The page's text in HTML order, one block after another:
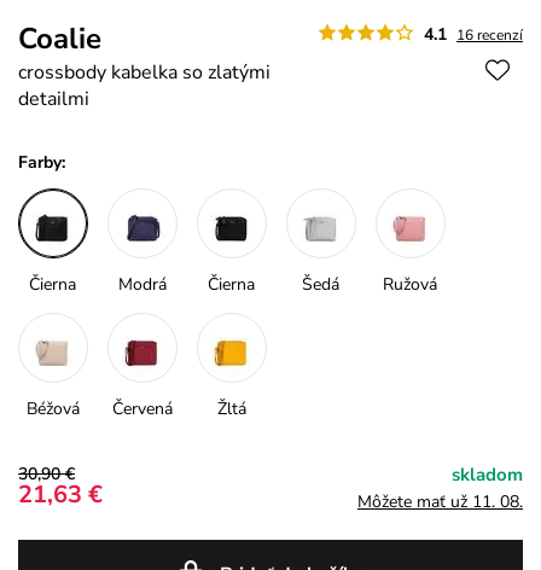
4.1 16 recenzí
Coalie
crossbody kabelka so zlatými
detailmi
Farby:
Čierna Modrá Čierna Šedá Ružová
Béžová Červená Žltá
30,90 €
21,63 €
skladom
Môžete mať už 11. 08.